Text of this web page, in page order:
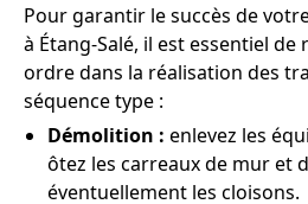
Pour garantir le succès de
à Étang-Salé, il est essentiel
ordre dans la réalisation des
séquence type :
Démolition : enlevez les
ôtez les carreaux de mur et
éventuellement les cloisons.